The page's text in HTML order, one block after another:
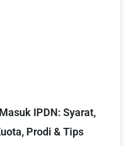
IPDN: Syarat,
Prodi & Tips